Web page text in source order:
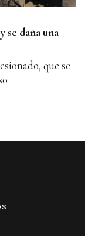
se daña una
que se